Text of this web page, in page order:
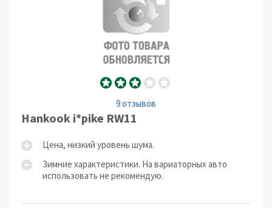
9 отзывов
Hankook i*pike RW11
Цена, низкий уровень шума.
Зимние характеристики. На вариаторных авто
использовать не рекомендую.